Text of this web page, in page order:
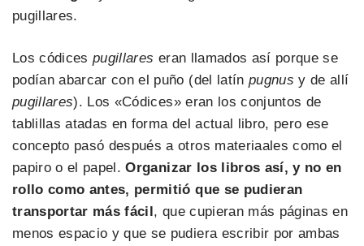
pugillares.
Los códicespugillares eran llamados así porque se
podían abarcar con el puño (del latín pugnus y de allí
pugillares). Los «Códices» eran los conjuntos de
tablillas atadas en forma del actual libro, pero ese
concepto pasó después a otros materiaales como el
papiro o el papel.Organizar los libros así, y no en
rollo como antes, permitió que se pudieran
transportar más fácil, que cupieran más páginas en
menos espacio y que se pudiera escribir por ambas